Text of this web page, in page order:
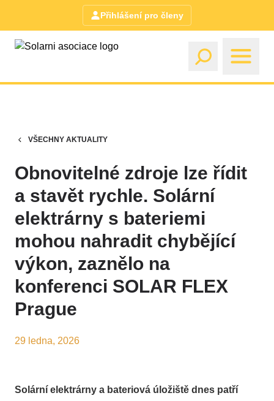
Přihlášení pro členy
VŠECHNY AKTUALITY
Obnovitelné zdroje lze řídit
a stavět rychle. Solární
elektrárny s bateriemi
mohou nahradit chybějící
výkon, zaznělo na
konferenci SOLAR FLEX
Prague
29 ledna, 2026
Solární elektrárny a bateriová úložiště dnes patří